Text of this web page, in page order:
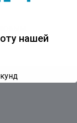
нашей